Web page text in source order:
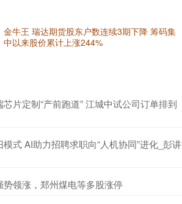
金牛王 瑞达期货股东户数连续3期下降 筹码集
中以来股价累计上涨244%
片定制“产前跑道” 江城中试公司订单排到
式 AI助力招聘求职向“人机协同”进化_彭讲
领涨，郑州煤电等多股涨停